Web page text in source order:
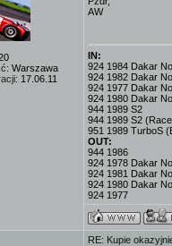
Warszawa
17.06.11
AW
IN:
924 1984 Dakar
924 1982 Dakar
924 1977 Dakar
924 1980 Dakar
944 1989 S2
944 1989 S2
951 1989 TurboS
OUT:
944 1986
924 1978 Dakar
924 1981 Dakar
924 1980 Dakar
924 1977
RE: Kupie